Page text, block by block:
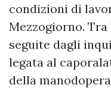
condizioni di
Mezzogiorno.
seguite dagli
legata al
della